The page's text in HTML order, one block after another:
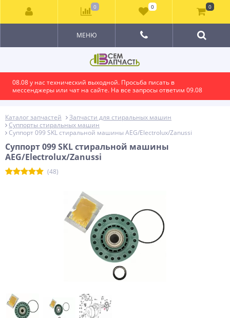
08.08 у нас технический выходной. Просьба писать в
мессенджеры или чат на сайте. На все запросы ответим 09.08
МЕНЮ
Каталог запчастей
Запчасти для стиральных машин
Суппорты стиральных машин
Суппорт 099 SKL стиральной машины AEG/Electrolux/Zanussi
Суппорт 099 SKL стиральной машины
AEG/Electrolux/Zanussi
(48)
0 0 0